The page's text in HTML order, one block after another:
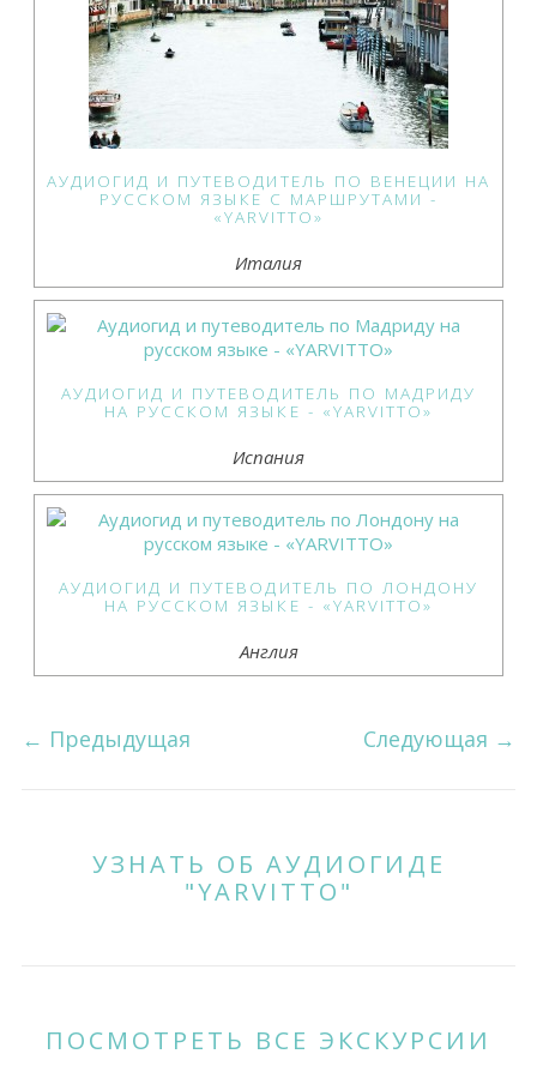
АУДИОГИД И ПУТЕВОДИТЕЛЬ ПО ВЕНЕЦИИ НА
РУССКОМ ЯЗЫКЕ С МАРШРУТАМИ -
«YARVITTO»
Италия
АУДИОГИД И ПУТЕВОДИТЕЛЬ ПО МАДРИДУ
НА РУССКОМ ЯЗЫКЕ - «YARVITTO»
Испания
АУДИОГИД И ПУТЕВОДИТЕЛЬ ПО ЛОНДОНУ
НА РУССКОМ ЯЗЫКЕ - «YARVITTO»
Англия
← Предыдущая Следующая →
УЗНАТЬ ОБ АУДИОГИДЕ
"YARVITTO"
ПОСМОТРЕТЬ ВСЕ ЭКСКУРСИИ